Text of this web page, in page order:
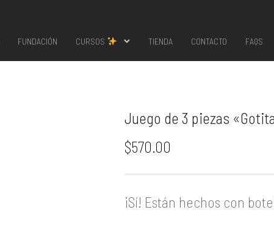
FUNDACIÓN CURSOS TIENDA CONTACTO FAQS
Juego de 3 piezas
$570.00
¡Sí! Están hechos con